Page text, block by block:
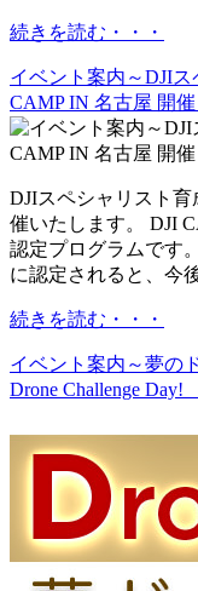
続きを読む・・・
イベント案内～DJI
CAMP IN 名古屋 開催
DJIスペシャリスト
催いたします。 DJI
認定プログラムです
に認定されると、今
続きを読む・・・
イベント案内～夢の
Drone Challenge